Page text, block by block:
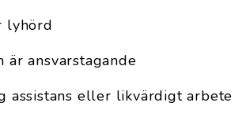
lyhörd
är ansvarstagande
assistans eller likvärdigt arbete